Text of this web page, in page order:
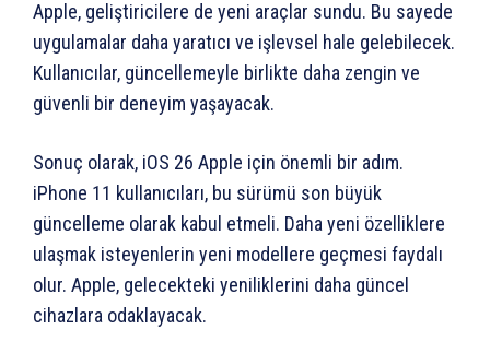
Apple, geliştiricilere de yeni araçlar sundu. Bu sayede
uygulamalar daha yaratıcı ve işlevsel hale gelebilecek.
Kullanıcılar, güncellemeyle birlikte daha zengin ve
güvenli bir deneyim yaşayacak.
Sonuç olarak, iOS 26 Apple için önemli bir adım.
iPhone 11 kullanıcıları, bu sürümü son büyük
güncelleme olarak kabul etmeli. Daha yeni özelliklere
ulaşmak isteyenlerin yeni modellere geçmesi faydalı
olur. Apple, gelecekteki yeniliklerini daha güncel
cihazlara odaklayacak.